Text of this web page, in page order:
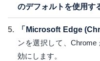
のデフォルトを使用す
「Microsoft Edge
ンを選択して、
効にします。